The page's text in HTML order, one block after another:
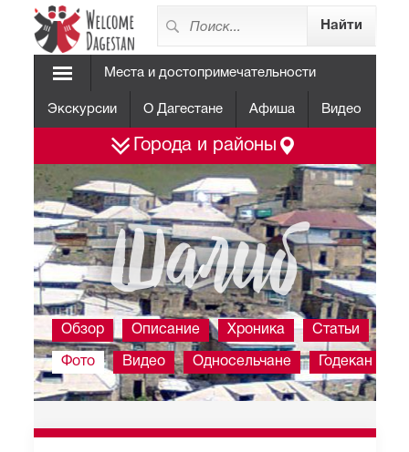
Места и достопримечательности
Экскурсии О Дагестане Афиша Видео
Города и районы
Шалиб
Обзор Описание Хроника Статьи
Фото Видео Односельчане Годекан